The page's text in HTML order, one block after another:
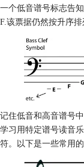
一个低音谱号标志告
F.该票据仍然按升序
记住低音和高音谱号
学习用特定谱号读音
符。以下是一些常用的